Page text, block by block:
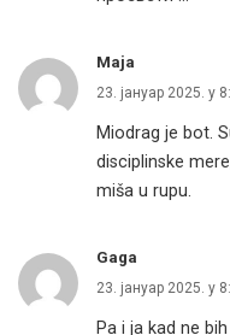
Maja
23. јануар 2025. у
Miodrag je bot.
disciplinske
miša u rupu.
Gaga
23. јануар 2025. у
Pa i ja kad ne